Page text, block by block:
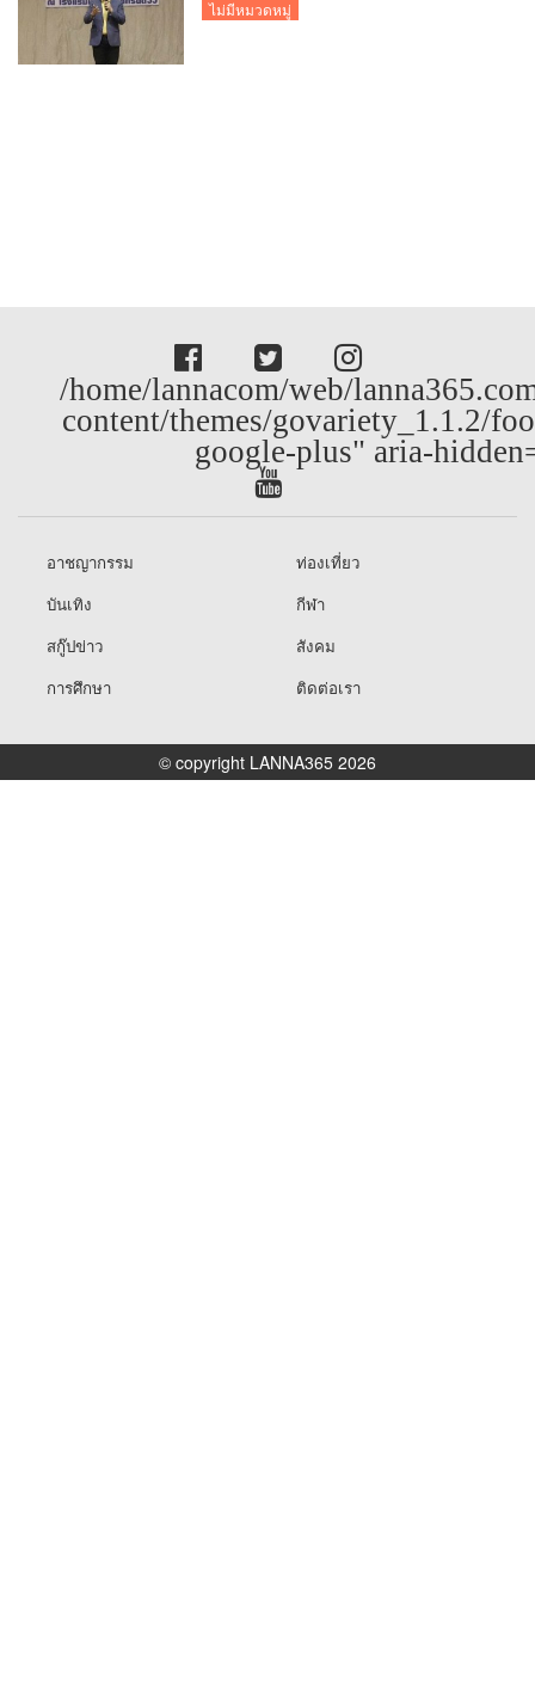
ธรรมเนียม-ค่างวด
ไม่มีหมวดหมู่
/home/lannacom/web/
content/themes/govariety_1.1.2/
google-plus" aria-
อาชญากรรม
ท่องเที่ยว
บันเทิง
กีฬา
สกู๊ปข่าว
สังคม
การศึกษา
ติดต่อเรา
© copyright LANNA365 2026